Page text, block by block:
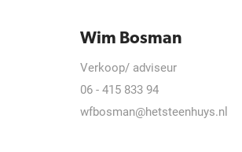
Wim Bosman
Verkoop/ adviseur
06 - 415 833 94
wfbosman@hetsteenhuys.nl